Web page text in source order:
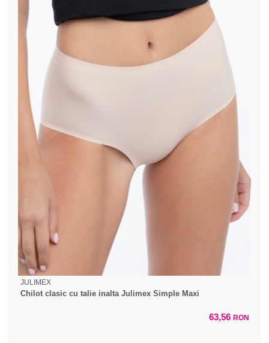
JULIMEX
Chilot clasic cu talie inalta Julimex Simple Maxi
63,56 RON